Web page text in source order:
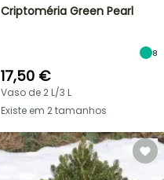
Criptoméria Green Pearl
8
17,50 €
Vaso de 2 L/3 L
Existe em 2 tamanhos